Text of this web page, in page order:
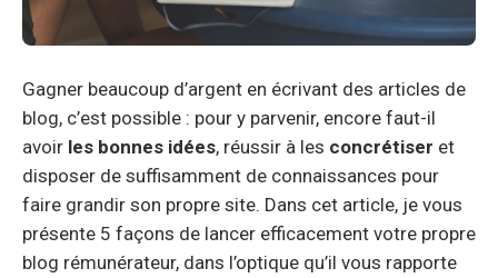
Gagner beaucoup d’argent en écrivant des articles de
blog, c’est possible : pour y parvenir, encore faut-il
avoir les bonnes idées, réussir à les concrétiser et
disposer de suffisamment de connaissances pour
faire grandir son propre site. Dans cet article, je vous
présente 5 façons de lancer efficacement votre propre
blog rémunérateur, dans l’optique qu’il vous rapporte